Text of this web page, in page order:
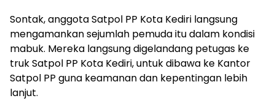
Sontak, anggota Satpol PP Kota Kediri langsung
mengamankan sejumlah pemuda itu dalam kondisi
mabuk. Mereka langsung digelandang petugas ke
truk Satpol PP Kota Kediri, untuk dibawa ke Kantor
Satpol PP guna keamanan dan kepentingan lebih
lanjut.